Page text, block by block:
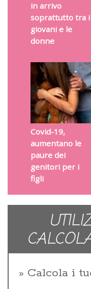
in arrivo
soprattutto tra i
giovani e le
donne
Covid-19,
aumentano le
paure dei
genitori per i
figli
Calcola i